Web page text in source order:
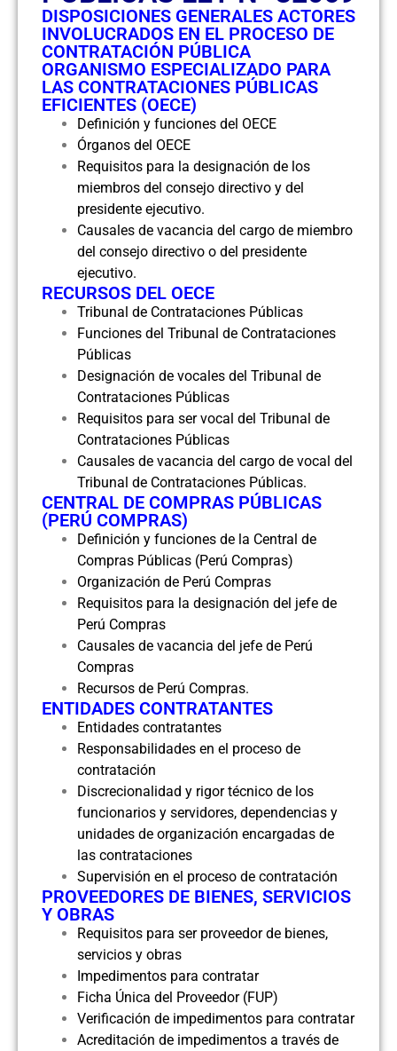
DISPOSICIONES GENERALES ACTORES
INVOLUCRADOS EN EL PROCESO DE
CONTRATACIÓN PÚBLICA
ORGANISMO ESPECIALIZADO PARA
LAS CONTRATACIONES PÚBLICAS
EFICIENTES (OECE)
Definición y funciones del OECE
Órganos del OECE
Requisitos para la designación de los
miembros del consejo directivo y del
presidente ejecutivo.
Causales de vacancia del cargo de miembro
del consejo directivo o del presidente
ejecutivo.
RECURSOS DEL OECE
Tribunal de Contrataciones Públicas
Funciones del Tribunal de Contrataciones
Públicas
Designación de vocales del Tribunal de
Contrataciones Públicas
Requisitos para ser vocal del Tribunal de
Contrataciones Públicas
Causales de vacancia del cargo de vocal del
Tribunal de Contrataciones Públicas.
CENTRAL DE COMPRAS PÚBLICAS
(PERÚ COMPRAS)
Definición y funciones de la Central de
Compras Públicas (Perú Compras)
Organización de Perú Compras
Requisitos para la designación del jefe de
Perú Compras
Causales de vacancia del jefe de Perú
Compras
Recursos de Perú Compras.
ENTIDADES CONTRATANTES
Entidades contratantes
Responsabilidades en el proceso de
contratación
Discrecionalidad y rigor técnico de los
funcionarios y servidores, dependencias y
unidades de organización encargadas de
las contrataciones
Supervisión en el proceso de contratación
PROVEEDORES DE BIENES, SERVICIOS
Y OBRAS
Requisitos para ser proveedor de bienes,
servicios y obras
Impedimentos para contratar
Ficha Única del Proveedor (FUP)
Verificación de impedimentos para contratar
Acreditación de impedimentos a través de